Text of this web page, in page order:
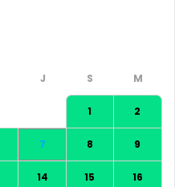
1 2
7 8 9
14 15 16